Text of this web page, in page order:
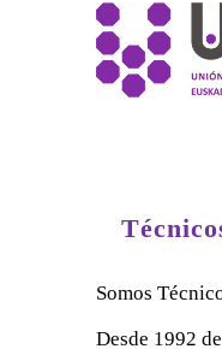
Somos
Desde 1992